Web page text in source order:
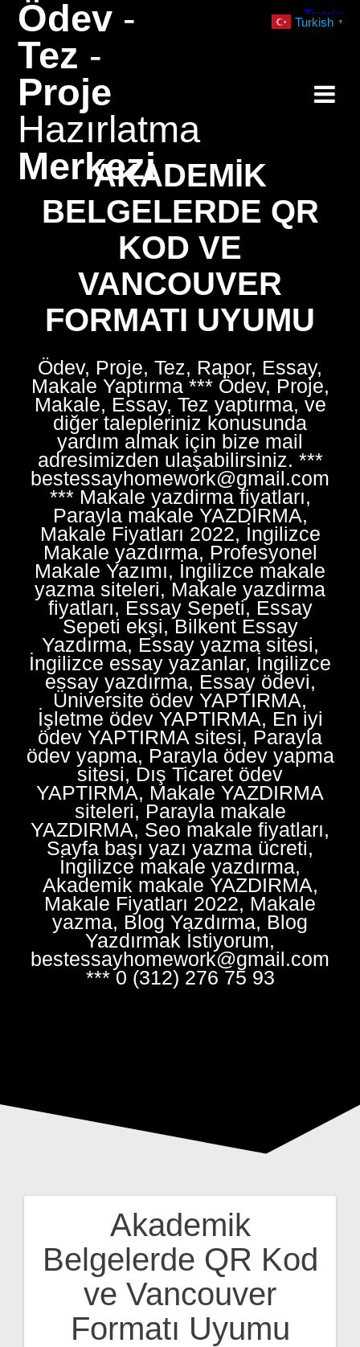
Ödev -
Tez -
Proje
Hazırlatma
MerkeziAKADEMIK
BELGELERDE QR
KOD VE
VANCOUVER
FORMATI UYUMU
Ödev, Proje, Tez, Rapor, Essay,
Makale Yaptırma *** Ödev, Proje,
Makale, Essay, Tez yaptırma, ve
diğer talepleriniz konusunda
yardım almak için bize mail
adresimizden ulaşabilirsiniz. ***
bestessayhomework@gmail.com
*** Makale yazdirma fiyatları,
Parayla makale YAZDIRMA,
Makale Fiyatları 2022, İngilizce
Makale yazdırma, Profesyonel
Makale Yazımı, İngilizce makale
yazma siteleri, Makale yazdirma
fiyatları, Essay Sepeti, Essay
Sepeti ekşi, Bilkent Essay
Yazdırma, Essay yazma sitesi,
İngilizce essay yazanlar, İngilizce
essay yazdırma, Essay ödevi,
Üniversite ödev YAPTIRMA,
İşletme ödev YAPTIRMA, En iyi
ödev YAPTIRMA sitesi, Parayla
ödev yapma, Parayla ödev yapma
sitesi, Dış Ticaret ödev
YAPTIRMA, Makale YAZDIRMA
siteleri, Parayla makale
YAZDIRMA, Seo makale fiyatları,
Sayfa başı yazı yazma ücreti,
İngilizce makale yazdırma,
Akademik makale YAZDIRMA,
Makale Fiyatları 2022, Makale
yazma, Blog Yazdırma, Blog
Yazdırmak İstiyorum,
bestessayhomework@gmail.com
*** 0 (312) 276 75 93
Akademik
Belgelerde QR Kod
ve Vancouver
Formatı Uyumu
gezinmesi
Turkish ▼